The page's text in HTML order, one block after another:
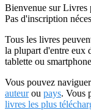
Bienvenue sur Livres
Pas d'inscription
Tous les livres
la plupart d'entre eux
tablette ou
Vous pouvez
auteurou pays. Vous
livres les plus